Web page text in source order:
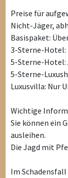
Preise für
Nicht-Jäger,
Basispaket:
3-Sterne-Hotel:
5-Sterne-Hotel:
5-Sterne-
Luxusvilla: Nur
Wichtige
Sie können ein
ausleihen.
Die Jagd mit
Im